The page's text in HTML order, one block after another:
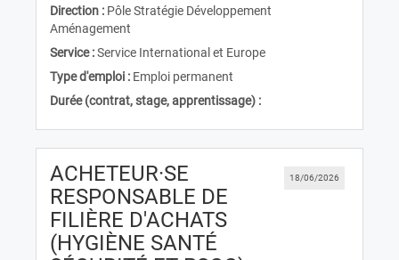
Direction : Pôle Stratégie Développement
Aménagement
Service :Service International et Europe
Type d'emploi : Emploi permanent
Durée (contrat, stage, apprentissage) :
18/06/2026
ACHETEUR·SE
RESPONSABLE DE
FILIÈRE D'ACHATS
(HYGIÈNE SANTÉ